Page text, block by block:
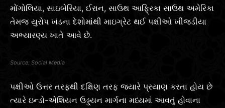
મોંગોલિયા, સાઇબેરિયા, ઈરાન, સાઉથ આફ્રિકા સાઉથ અમેરિકા
તેમજ યુરોપ ખંડના દેશોમાંથી માઇગ્રેટ થઈ પક્ષીઓ ખીજડીયા
અભ્યારણ્ય ખાતે આવે છે.
Social Media
પક્ષીઓ ઉત્તર તરફથી દક્ષિણ તરફ જ્યારે પ્રયાણ કરતા હોય છે
ત્યારે ઇન્ડો-એશિયન ઉડ્ડ્યન માર્ગના મધ્યમાં આવતું હોવાના